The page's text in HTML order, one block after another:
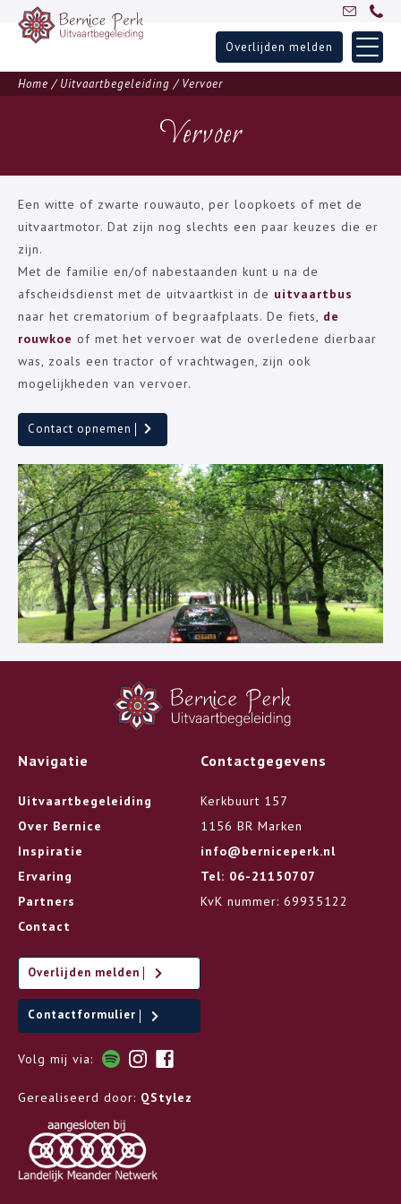
Skip
to
Home
Ervaringen
Partners
Blogs
Contact
Overlijden melden
Home / Uitvaartbegeleiding / Vervoer
Vervoer
Een witte of zwarte rouwauto, per loopkoets of met de
uitvaartmotor. Dat zijn nog slechts een paar keuzes die er
zijn.
Met de familie en/of nabestaanden kunt u na de
afscheidsdienst met de uitvaartkist in de uitvaartbus
naar het crematorium of begraafplaats. De fiets, de
rouwkoe of met het vervoer wat de overledene dierbaar
was, zoals een tractor of vrachtwagen, zijn ook
mogelijkheden van vervoer.
Contact opnemen
Navigatie
Uitvaartbegeleiding
Over Bernice
Inspiratie
Ervaring
Partners
Contact
Contactgegevens
Kerkbuurt 157
1156 BR Marken
info@berniceperk.nl
Tel: 06-21150707
KvK nummer: 69935122
Overlijden melden
Contactformulier
Volg mij via:
Gerealiseerd door: QStylez